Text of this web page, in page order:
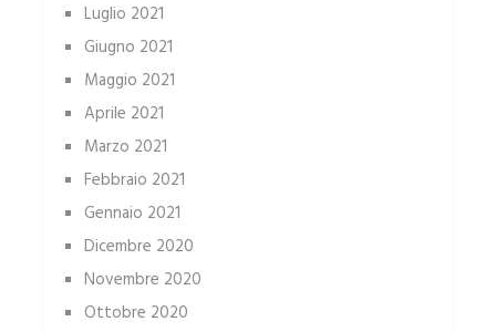
Luglio 2021
Giugno 2021
Maggio 2021
Aprile 2021
Marzo 2021
Febbraio 2021
Gennaio 2021
Dicembre 2020
Novembre 2020
Ottobre 2020